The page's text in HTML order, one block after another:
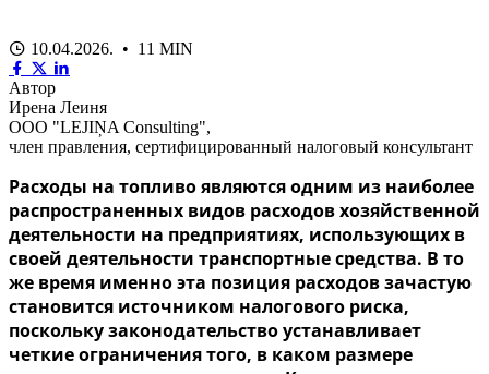
10.04.2026. • 11 MIN
Автор
Ирена Леиня
ООО "LEJIŅA Consulting",
член правления, сертифицированный налоговый консультант
Расходы на топливо являются одним из наиболее
распространенных видов расходов хозяйственной
деятельности на предприятиях, использующих в
своей деятельности транспортные средства. В то
же время именно эта позиция расходов зачастую
становится источником налогового риска,
поскольку законодательство устанавливает
четкие ограничения того, в каком размере